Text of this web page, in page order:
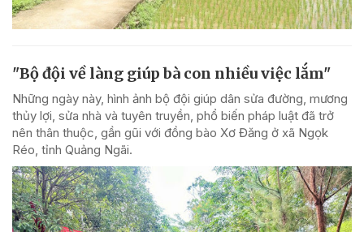
"Bộ đội về làng giúp bà con nhiều việc lắm"
Những ngày này, hình ảnh bộ đội giúp dân sửa đường, mương
thủy lợi, sửa nhà và tuyên truyền, phổ biến pháp luật đã trở
nên thân thuộc, gần gũi với đồng bào Xơ Đăng ở xã Ngọk
Réo, tỉnh Quảng Ngãi.